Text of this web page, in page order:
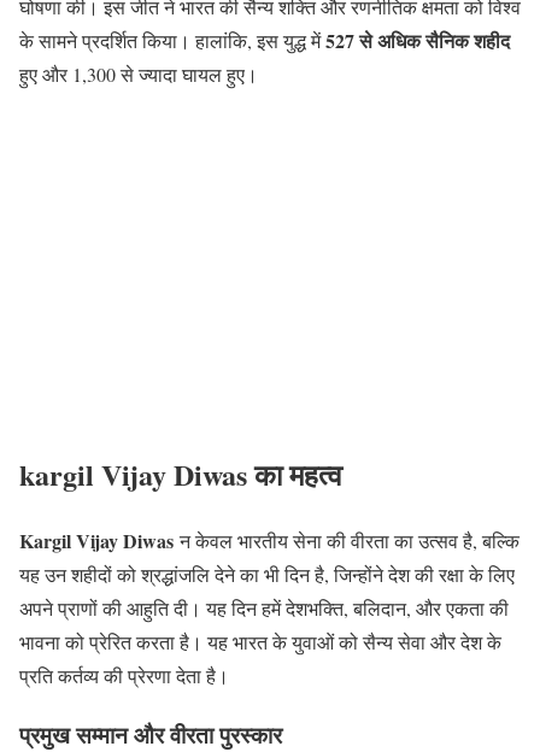
घोषणा की। इस जीत ने भारत की सैन्य शक्ति और रणनीतिक क्षमता को विश्व
के सामने प्रदर्शित किया। हालांकि, इस युद्ध में527 से अधिक सैनिक शहीद
हुए और 1,300 से ज्यादा घायल हुए।
kargil Vijay Diwas का महत्व
Kargil Vijay Diwasन केवल भारतीय सेना की वीरता का उत्सव है, बल्कि
यह उन शहीदों को श्रद्धांजलि देने का भी दिन है, जिन्होंने देश की रक्षा के लिए
अपने प्राणों की आहुति दी। यह दिन हमें देशभक्ति, बलिदान, और एकता की
भावना को प्रेरित करता है। यह भारत के युवाओं को सैन्य सेवा और देश के
प्रति कर्तव्य की प्रेरणा देता है।
प्रमुख सम्मान और वीरता पुरस्कार